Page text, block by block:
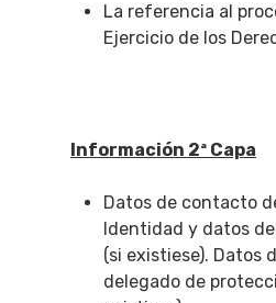
La referencia al
Ejercicio de los
Información 2ª Capa
Datos de contacto
Identidad y datos
(si existiese). Datos
delegado de